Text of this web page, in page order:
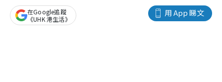
用 App 睇文
在Google追蹤
《UHK 港生活》